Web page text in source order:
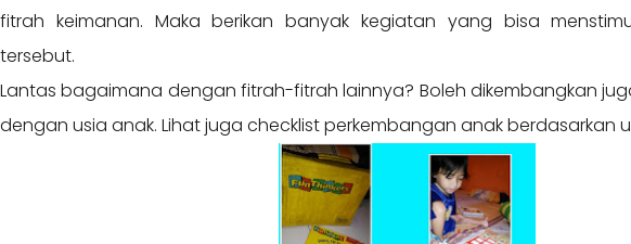
fitrah keimanan. Maka berikan banyak kegiatan yang bisa
tersebut.
Lantas bagaimana dengan fitrah-fitrah lainnya? Boleh dikembangkan
dengan usia anak. Lihat juga checklist perkembangan anak berdasarkan